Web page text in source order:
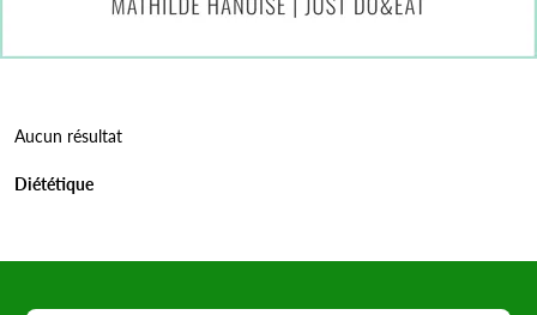
Aucun résultat
Diététique